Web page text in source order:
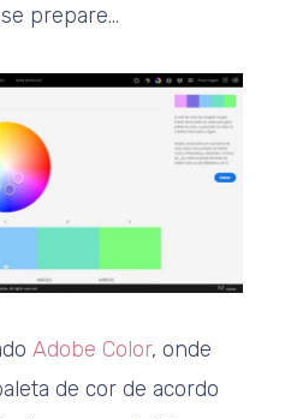
prepare…
Adobe Color, onde
de cor de acordo